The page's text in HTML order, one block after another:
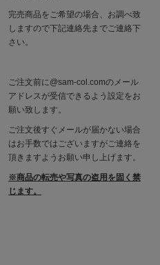
完売商品をご希望の場合、お調べ致
しますので下記連絡先までご連絡下
さい。
ご注文前に@sam-col.comのメール
アドレスが受信できるよう設定をお
願い致します。
ご注文後すぐメールが届かない場合
はお手数ではございますがご連絡を
頂きますようお願い申し上げます。
※商品の転売や写真の盗用を固く禁
じます。